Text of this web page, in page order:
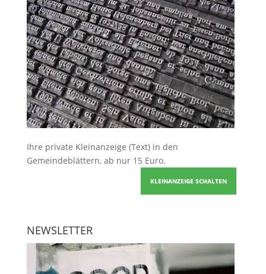
Ihre private Kleinanzeige (Text) in den
Gemeindeblättern, ab nur 15 Euro.
KLEINANZEIGE SCHALTEN
NEWSLETTER